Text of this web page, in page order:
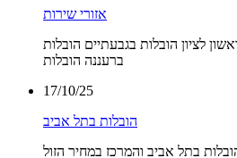
אזורי שירות
לציון הובלות בגבעתיים הובלות
ברעננה הובלות
17/10/25
הובלות בתל אביב
בתל אביב והמרכז במחיר הזול